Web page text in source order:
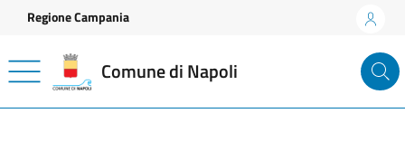
Vai ai contenuti
Vai al footer
Regione Campania
Comune di Napoli